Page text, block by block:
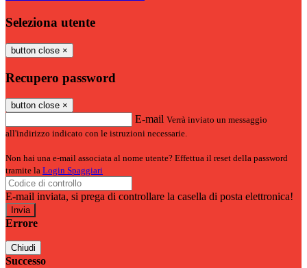
Seleziona utente
button close ×
Recupero password
button close ×
E-mail Verrà inviato un messaggio
all'indirizzo indicato con le istruzioni necessarie.
Non hai una e-mail associata al nome utente? Effettua il reset della password
tramite la Login Spaggiari
E-mail inviata, si prega di controllare la casella di posta elettronica!
Errore
Chiudi
Successo